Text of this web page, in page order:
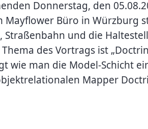
Donnerstag, den
Mayflower Büro in Würzburg
Straßenbahn und die
Thema des Vortrags ist
wie man die Model-Schicht
Mapper